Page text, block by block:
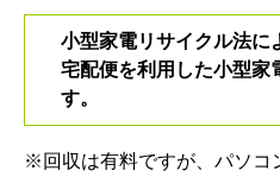
小型家電リサイクル法に
宅配便を利用した小型家
す。
※回収は有料ですが、パソコ